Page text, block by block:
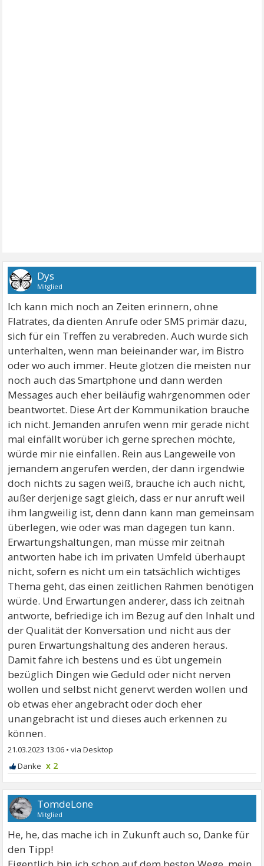
Dys
Mitglied
Ich kann mich noch an Zeiten erinnern, ohne
Flatrates, da dienten Anrufe oder SMS primär dazu,
sich für ein Treffen zu verabreden. Auch wurde sich
unterhalten, wenn man beieinander war, im Bistro
oder wo auch immer. Heute glotzen die meisten nur
noch auch das Smartphone und dann werden
Messages auch eher beiläufig wahrgenommen oder
beantwortet. Diese Art der Kommunikation brauche
ich nicht. Jemanden anrufen wenn mir gerade nicht
mal einfällt worüber ich gerne sprechen möchte,
würde mir nie einfallen. Rein aus Langeweile von
jemandem angerufen werden, der dann irgendwie
doch nichts zu sagen weiß, brauche ich auch nicht,
außer derjenige sagt gleich, dass er nur anruft weil
ihm langweilig ist, denn dann kann man gemeinsam
überlegen, wie oder was man dagegen tun kann.
Erwartungshaltungen, man müsse mir zeitnah
antworten habe ich im privaten Umfeld überhaupt
nicht, sofern es nicht um ein tatsächlich wichtiges
Thema geht, das einen zeitlichen Rahmen benötigen
würde. Und Erwartungen anderer, dass ich zeitnah
antworte, befriedige ich im Bezug auf den Inhalt und
der Qualität der Konversation und nicht aus der
puren Erwartungshaltung des anderen heraus.
Damit fahre ich bestens und es übt ungemein
bezüglich Dingen wie Geduld oder nicht nerven
wollen und selbst nicht genervt werden wollen und
ob etwas eher angebracht oder doch eher
unangebracht ist und dieses auch erkennen zu
können.
21.03.2023 13:06 •
x 2
TomdeLone
Mitglied
He, he, das mache ich in Zukunft auch so, Danke für
den Tipp!